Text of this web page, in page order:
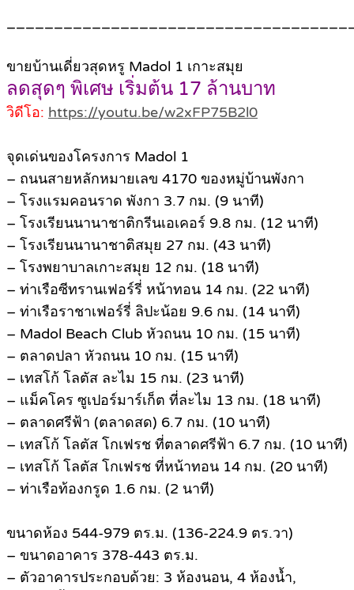
ขายบ้านเดี่ยวสุดหรู Madol 1 เกาะสมุย
ลดสุดๆ พิเศษ เริ่มต้น 17 ล้านบาท
วิดีโอ: https://youtu.be/w2xFP75B2l0
จุดเด่นของโครงการ Madol 1
– ถนนสายหลักหมายเลข 4170 ของหมู่บ้านพังกา
– โรงแรมคอนราด พังกา 3.7 กม. (9 นาที)
– โรงเรียนนานาชาติกรีนเอเคอร์ 9.8 กม. (12 นาที)
– โรงเรียนนานาชาติสมุย 27 กม. (43 นาที)
– โรงพยาบาลเกาะสมุย 12 กม. (18 นาที)
– ท่าเรือซีทรานเฟอร์รี่ หน้าทอน 14 กม. (22 นาที)
– ท่าเรือราชาเฟอร์รี่ ลิปะน้อย 9.6 กม. (14 นาที)
– Madol Beach Club หัวถนน 10 กม. (15 นาที)
– ตลาดปลา หัวถนน 10 กม. (15 นาที)
– เทสโก้ โลตัส ละไม 15 กม. (23 นาที)
– แม็คโคร ซูเปอร์มาร์เก็ต ที่ละไม 13 กม. (18 นาที)
– ตลาดศรีฟ้า (ตลาดสด) 6.7 กม. (10 นาที)
– เทสโก้ โลตัส โกเฟรช ที่ตลาดศรีฟ้า 6.7 กม. (10 นาที)
– เทสโก้ โลตัส โกเฟรช ที่หน้าทอน 14 กม. (20 นาที)
– ท่าเรือท้องกรูด 1.6 กม. (2 นาที)
ขนาดห้อง 544-979 ตร.ม. (136-224.9 ตร.วา)
– ขนาดอาคาร 378-443 ตร.ม.
– ตัวอาคารประกอบด้วย: 3 ห้องนอน, 4 ห้องน้ำ,